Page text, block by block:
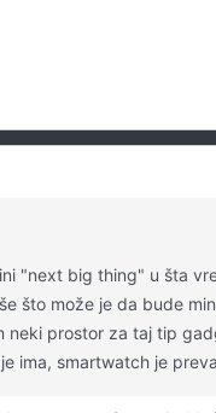
"next big thing" u šta
što može je da bude
neki prostor za taj tip
ima, smartwatch je